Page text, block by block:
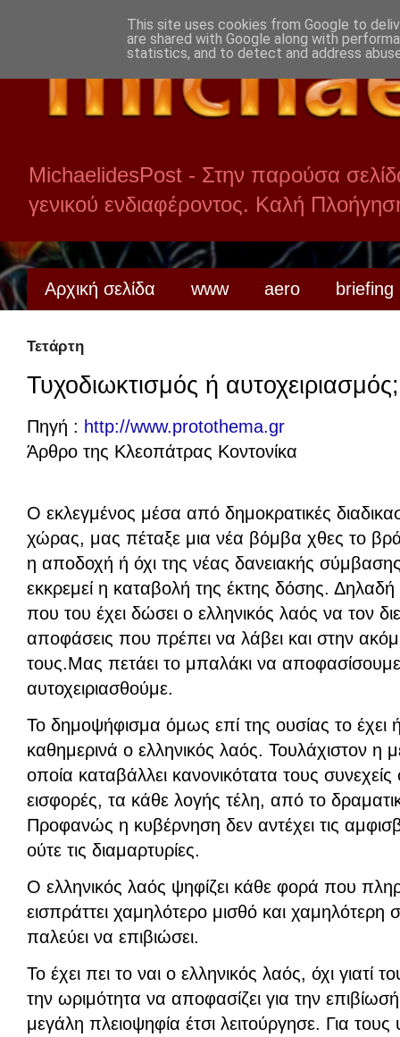
MichaelidesPost - Στην παρούσα
γενικού ενδιαφέροντος. Καλή
Αρχική σελίδα www aero briefing
Τετάρτη
Τυχοδιωκτισμός ή αυτοχειριασμός;
Πηγή : http://www.protothema.gr
Άρθρο της Κλεοπάτρας Κοντονίκα
Ο εκλεγμένος μέσα από δημοκρατικές
χώρας, μας πέταξε μια νέα βόμβα χθες το
η αποδοχή ή όχι της νέας δανειακής
εκκρεμεί η καταβολή της έκτης δόσης. Δηλαδή
που του έχει δώσει ο ελληνικός λαός να τον
αποφάσεις που πρέπει να λάβει και στην
τους.Μας πετάει το μπαλάκι να
αυτοχειριασθούμε.
Το δημοψήφισμα όμως επί της ουσίας το έχει
καθημερινά ο ελληνικός λαός. Τουλάχιστον η
οποία καταβάλλει κανονικότατα τους συνεχείς
εισφορές, τα κάθε λογής τέλη, από το
Προφανώς η κυβέρνηση δεν αντέχει τις
ούτε τις διαμαρτυρίες.
Ο ελληνικός λαός ψηφίζει κάθε φορά που
εισπράττει χαμηλότερο μισθό και
παλεύει να επιβιώσει.
Το έχει πει το ναι ο ελληνικός λαός, όχι γιατί
την ωριμότητα να αποφασίζει για την
μεγάλη πλειοψηφία έτσι λειτούργησε. Για
This site uses cookies from Google to
are shared with Google along with
statistics, and to detect and address